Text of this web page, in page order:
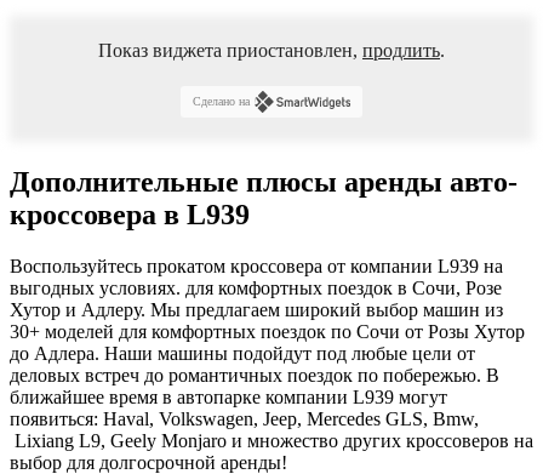
Показ виджета приостановлен, продлить.
Сделано на
Дополнительные плюсы аренды авто-
кроссовера в L939
Воспользуйтесь прокатом кроссовера от компании L939 на
выгодных условиях. для комфортных поездок в Сочи, Розе
Хутор и Адлеру. Мы предлагаем широкий выбор машин из
30+ моделей для комфортных поездок по Сочи от Розы Хутор
до Адлера. Наши машины подойдут под любые цели от
деловых встреч до романтичных поездок по побережью. В
ближайшее время в автопарке компании L939 могут
появиться: Haval, Volkswagen, Jeep, Mercedes GLS, Bmw,
Lixiang L9, Geely Monjaro и множество других кроссоверов на
выбор для долгосрочной аренды!